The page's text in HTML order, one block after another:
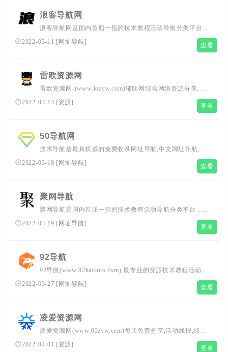
浪客导航网
浪客导航网是国内首屈一指的技术教程活动导航分类平台，
站点已累计收录数千网站，累计为中国网民提供多达数亿的
访问点击，满足用户随时查阅最全面最权威的文章资讯教程
2022-03-11 [网址导航] 查看
雷欧资源网
雷欧资源网-(www.lozyw.com)辅助网综合网络资源分享,搜
集全网刚更新最优志的游戏助手,每日发布超多实用软件,破
2022-03-13 [资源] 查看
50导航网
技术导航是最具权威的免费收录网址导航,中文网址导航,技
术导航网,上网导航,汇集最优秀的网站及资源。及时收录影
视,音乐,小说,论坛,游戏等分类的网址和内容,让您的网络生
2022-03-18 [网址导航] 查看
聚网导航
聚网导航是国内首屈一指的技术教程活动导航分类平台，站
点已累计收录数千网站，累计为中国网民提供多达数亿的访
问点击，满足用户随时查阅最全面最权威的文章资讯教程
2022-03-19 [网址导航] 查看
92导航
92导航(www.92haohuo.com),最专业的资源技术教程活动网
址导航分类平台，为用户精选热门影视、音乐、动漫、工
2022-03-27 [网址导航] 查看
凌爱资源网
凌爱资源网(www.02zyw.com)每天免费分享,活动线报,绿色
软件,QQ技术等网络优志内容,致力打造全网最优秀资源网
2022-04-01 [资源] 查看